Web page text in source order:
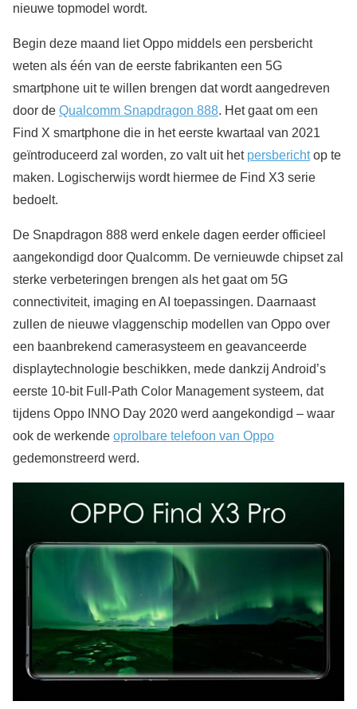
nieuwe topmodel wordt.
Begin deze maand liet Oppo middels een persbericht
weten als één van de eerste fabrikanten een 5G
smartphone uit te willen brengen dat wordt aangedreven
door de Qualcomm Snapdragon 888. Het gaat om een
Find X smartphone die in het eerste kwartaal van 2021
geïntroduceerd zal worden, zo valt uit het persberichtop te
maken. Logischerwijs wordt hiermee de Find X3 serie
bedoelt.
De Snapdragon 888 werd enkele dagen eerder officieel
aangekondigd door Qualcomm. De vernieuwde chipset zal
sterke verbeteringen brengen als het gaat om 5G
connectiviteit, imaging en AI toepassingen. Daarnaast
zullen de nieuwe vlaggenschip modellen van Oppo over
een baanbrekend camerasysteem en geavanceerde
displaytechnologie beschikken, mede dankzij Android’s
eerste 10-bit Full-Path Color Management systeem, dat
tijdens Oppo INNO Day 2020 werd aangekondigd – waar
ook de werkende oprolbare telefoon van Oppo
gedemonstreerd werd.